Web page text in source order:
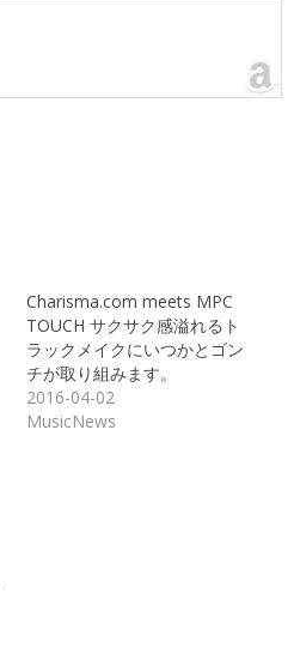
Charisma.com meets MPC
TOUCH サクサク感溢れるト
ラックメイクにいつかとゴン
チが取り組みます。
2016-04-02
MusicNews